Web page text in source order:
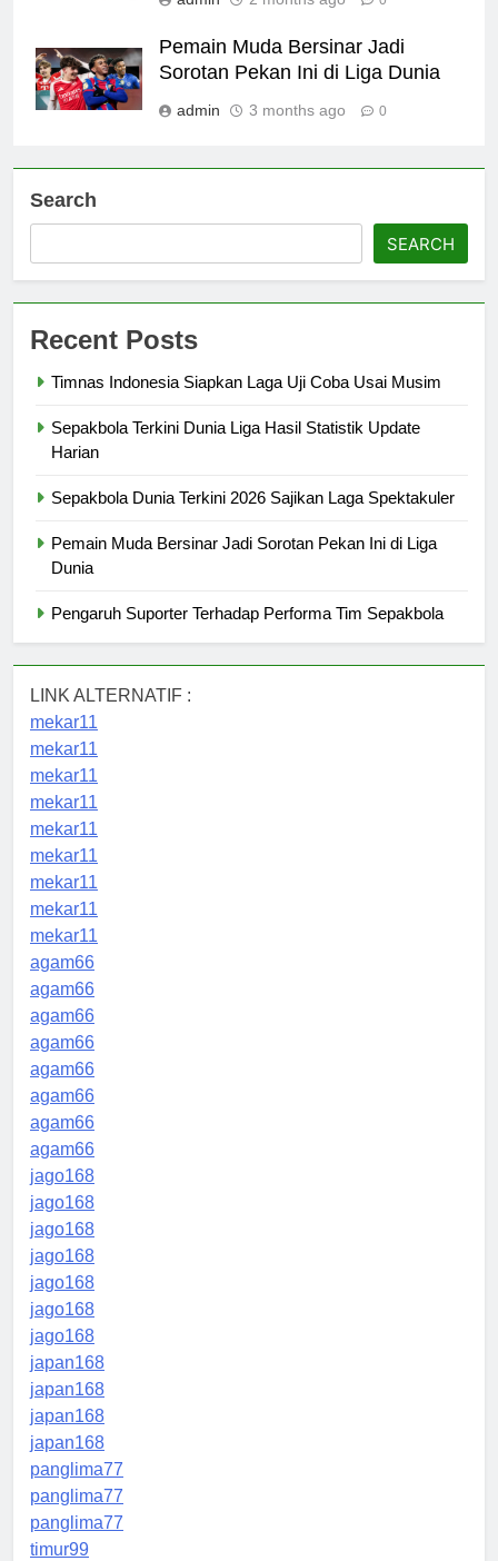
Pemain Muda Bersinar Jadi
Sorotan Pekan Ini di Liga Dunia
admin 3 months ago 0
Search
SEARCH
Recent Posts
Timnas Indonesia Siapkan Laga Uji Coba Usai Musim
Sepakbola Terkini Dunia Liga Hasil Statistik Update
Harian
Sepakbola Dunia Terkini 2026 Sajikan Laga Spektakuler
Pemain Muda Bersinar Jadi Sorotan Pekan Ini di Liga
Dunia
Pengaruh Suporter Terhadap Performa Tim Sepakbola
LINK ALTERNATIF :
mekar11
mekar11
mekar11
mekar11
mekar11
mekar11
mekar11
mekar11
mekar11
agam66
agam66
agam66
agam66
agam66
agam66
agam66
agam66
jago168
jago168
jago168
jago168
jago168
jago168
jago168
japan168
japan168
japan168
japan168
panglima77
panglima77
panglima77
timur99